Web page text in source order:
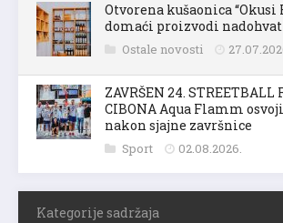
Otvorena kušaonica “Okusi
domaći proizvodi
Ostale novosti
ZAVRŠEN 24.
CIBONA Aqua Flamm
nakon sjajne završnice
Sport 02.08.2026.
Kategorije sadržaja